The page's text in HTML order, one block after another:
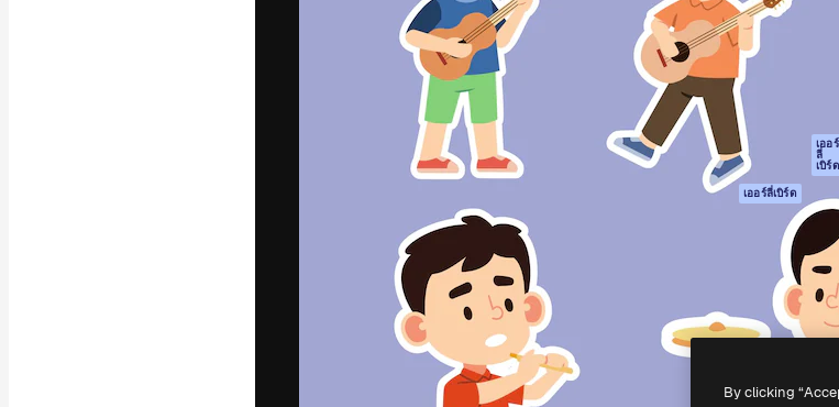
ภาษาไทย
รูปภาพด้วย AI
เครื่องมือสร้างวิดีโอ
ด้วย AI
เครื่องกำเนิดเสียง AI
สต็อกเนื้อหา
MCP สำหรับ
Claude/ChatGPT
เออร์
ลี่
เบิร์ด
Agents เออร์ลี่เบิร์ด
เครื่องมือ Magnific
Copyright © 2010-2026 Freepik Company S.L.U. สงวนลิขสิทธิ์
By clicking